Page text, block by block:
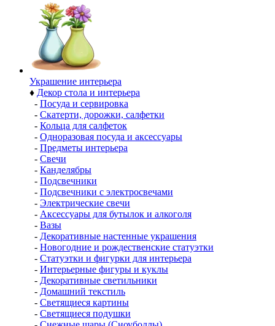
Украшение интерьера
♦ Декор стола и интерьера
- Посуда и сервировка
- Скатерти, дорожки, салфетки
- Кольца для салфеток
- Одноразовая посуда и аксессуары
- Предметы интерьера
- Свечи
- Канделябры
- Подсвечники
- Подсвечники с электросвечами
- Электрические свечи
- Аксессуары для бутылок и алкоголя
- Вазы
- Декоративные настенные украшения
- Новогодние и рождественские статуэтки
- Статуэтки и фигурки для интерьера
- Интерьерные фигуры и куклы
- Декоративные светильники
- Домашний текстиль
- Светящиеся картины
- Светящиеся подушки